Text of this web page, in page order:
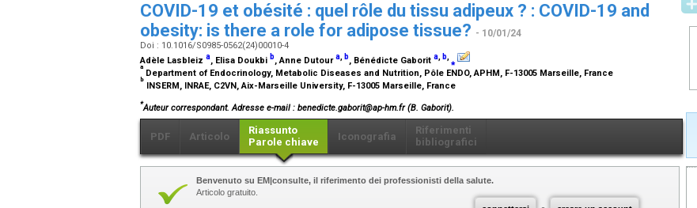
COVID-19 et obésité : quel rôle du tissu adipeux ? : COVID-19 and
obesity: is there a role for adipose tissue? - 10/01/24
Doi : 10.1016/S0985-0562(24)00010-4
Adèle Lasbleiz a, Elisa Doukbi b, Anne Dutoura, b, Bénédicte Gaborit a, b,⁎
a
Department of Endocrinology, Metabolic Diseases and Nutrition, Pôle ENDO, APHM, F-13005 Marseille, France
b
INSERM, INRAE, C2VN, Aix-Marseille University, F-13005 Marseille, France
*Auteur correspondant.Adresse e-mail : benedicte.gaborit@ap-hm.fr (B. Gaborit).
PDF Articolo
Riassunto
Parole chiave
Iconografia
Riferimenti
bibliografici
Benvenuto su EM|consulte, il riferimento dei professionisti della salute.
Articolo gratuito.